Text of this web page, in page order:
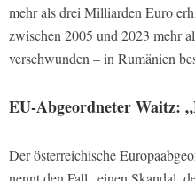
mehr als drei Milliarden Euro
zwischen 2005 und 2023 mehr
verschwunden – in Rumänien
EU-Abgeordneter Waitz:
Der österreichische